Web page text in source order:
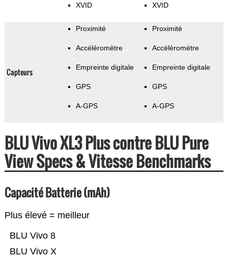
XVID XVID
Capteurs
Proximité
Accéléromètre
Empreinte digitale
GPS
A-GPS
Proximité
Accéléromètre
Empreinte digitale
GPS
A-GPS
BLU Vivo XL3 Plus contre BLU Pure
View Specs & Vitesse Benchmarks
Capacité Batterie (mAh)
Plus élevé = meilleur
BLU Vivo X
BLU Vivo 8